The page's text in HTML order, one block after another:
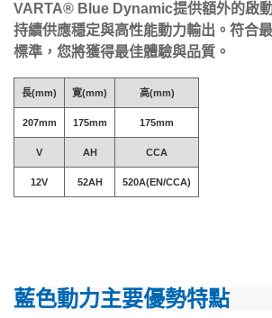
VARTA® Blue Dynamic提供額外的啟
持續供應穩定與高性能動力輸出。符合
標準，您將獲得最佳體驗與品質。
長(mm) 寛(mm) 高(mm)
207mm 175mm 175mm
V AH CCA
12V 52AH 520A(EN/CCA)
藍色動力主要優勢特點